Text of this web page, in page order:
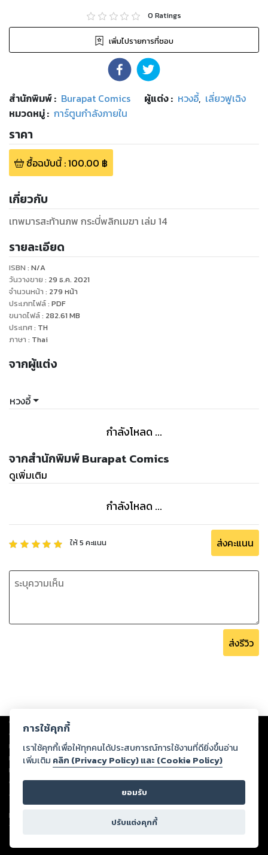
0 Ratings
เพิ่มไปรายการที่ชอบ
สำนักพิมพ์: Burapat Comics ผู้แต่ง : หวงอี้, เลี่ยวฟูเฉิง
หมวดหมู่: การ์ตูนกำลังภายใน
ราคา
ซื้อฉบับนี้:100.00 ฿
เกี่ยวกับ
เทพมารสะท้านภพ กระบี่พลิกเมฆา เล่ม 14
รายละเอียด
ISBN : N/A
วันวางขาย : 29 ธ.ค. 2021
จำนวนหน้า : 279 หน้า
ประเภทไฟล์: PDF
ขนาดไฟล์: 282.61 MB
ประเทศ: TH
ภาษา : Thai
จากผู้แต่ง
หวงอี้
กำลังโหลด ...
จากสำนักพิมพ์ Burapat Comics
ดูเพิ่มเติม
กำลังโหลด ...
ให้5 คะแนน ส่งคะแนน
ส่งรีวิว
Copyright © 2026
ต่อผลงานหรือเนื้อหาใดที่อัปโหลดผ่านเว็บไซต์และปรากฏว่าละเมิดสิทธิใน
ทรัพย์สินทางปัญญาของบุคคลอื่นหรือขัดต่อกฎหมายและศีลธรรม ดังนั้น ผู้อ่าน
ทุกท่านโปรดใช้วิจารณญาณในการกลั่นกรองด้วยตนเอง และหากท่านพบว่าส่วน
หนึ่งส่วนใดขัดต่อกฎหมายและศีลธรรม กรุณาแจ้งมายังบริษัท เพื่อทีมงานจะได้
ดำเนินการในทันที ทั้งนี้ ทางสตอรี่ล็อกขอสงวนลิขสิทธิ์ตามพระราชบัญญัติ
ลิขสิทธิ์ พ.ศ. 2537 (ฉบับล่าสุด)
For support: member@ookbee.com
Version
การใช้คุกกี้
เราใช้คุกกี้เพื่อให้ทุกคนได้ประสบการณ์การใช้งานที่ดียิ่งขึ้นอ่าน
เพิ่มเติม คลิก (Privacy Policy) และ (Cookie Policy)
ยอมรับ
ปรับแต่งคุกกี้